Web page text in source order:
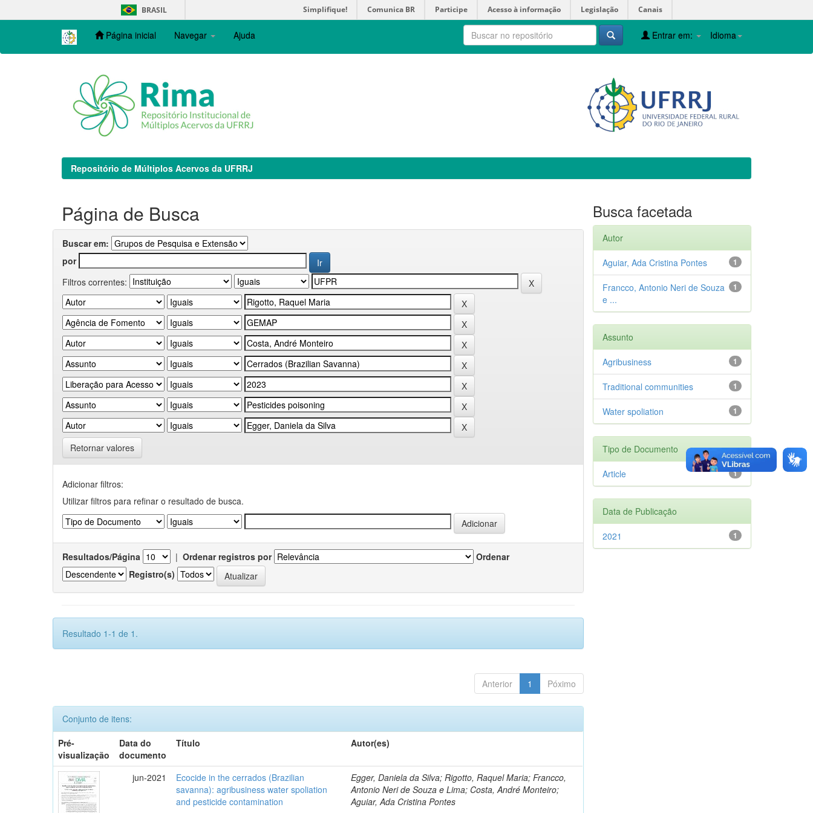
navigation
BRASIL Simplifique! Comunica BR Participe Acesso à informação Legislação Canais
Página inicial Navegar Ajuda Idioma
Entrar em:
Repositório de Múltiplos Acervos da UFRRJ
Página de Busca
Buscar em:
por
Filtros correntes:
Retornar valores
Adicionar filtros:
Utilizar filtros para refinar o resultado de busca.
Resultados/Página | Ordenar registros por
Ordenar
Registro(s)
Resultado 1-1 de 1.
Anterior 1 Póximo
Conjunto de itens:
Pré-
visualização
Data do
documento
Título Autor(es)
jun-2021
Ecocide in the cerrados (Brazilian
savanna): agribusiness water spoliation
and pesticide contamination
Egger, Daniela da Silva; Rigotto, Raquel Maria; Francco,
Antonio Neri de Souza e Lima; Costa, André Monteiro;
Aguiar, Ada Cristina Pontes
Busca facetada
Autor
1
Aguiar, Ada Cristina Pontes
1
Francco, Antonio Neri de Souza
e ...
Assunto
1
Agribusiness
1
Traditional communities
1
Water spoliation
Tipo de Documento
1
Article
Data de Publicação
1
2021